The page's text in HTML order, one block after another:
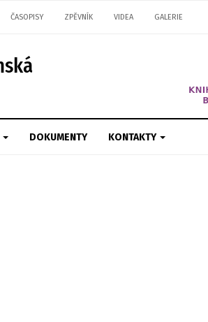
ČASOPISY ZPĚVNÍK VIDEA GALERIE
DOKUMENTY KONTAKTY